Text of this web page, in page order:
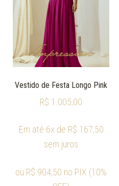
Vestido de Festa Longo Pink
R$ 1.005,00
Em até 6x de R$ 167,50
sem juros
ou R$ 904,50 no PIX (10%